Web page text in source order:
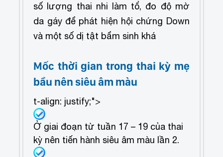
số lượng thai nhi làm tổ, đo độ mờ
da gáy để phát hiện hội chứng Down
và một số dị tật bẩm sinh khá
Mốc thời gian trong thai kỳ mẹ
bầu nên siêu âm màu
t-align: justify;">
Ở giai đoạn từ tuần 17 – 19 của thai
kỳ nên tiến hành siêu âm màu lần 2.